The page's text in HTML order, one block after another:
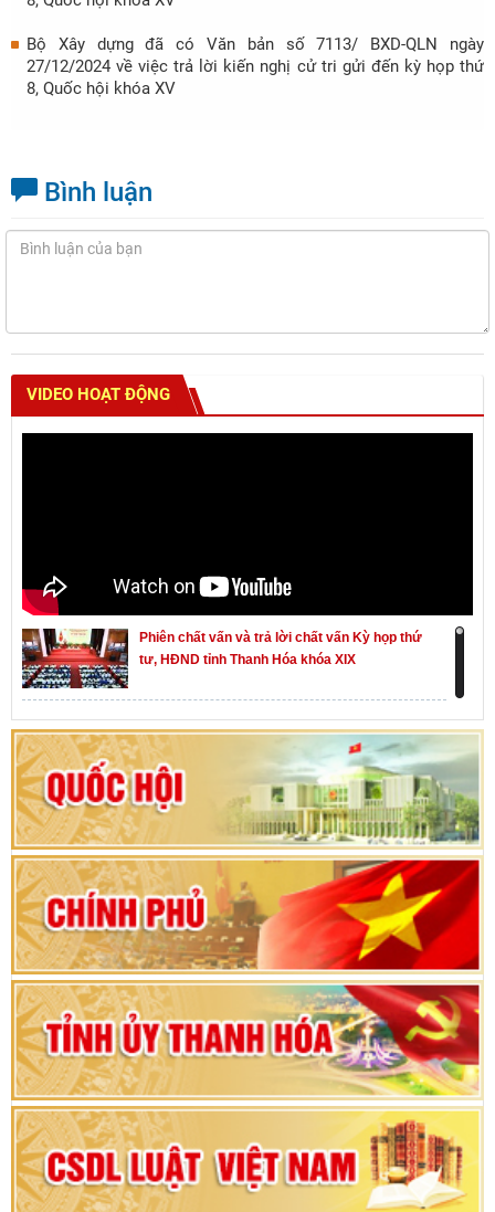
Bộ Xây dựng đã có Văn bản số 7113/ BXD-QLN ngày
27/12/2024 về việc trả lời kiến nghị cử tri gửi đến kỳ họp thứ
8, Quốc hội khóa XV
Bình luận
VIDEO HOẠT ĐỘNG
Phiên chất vấn và trả lời chất vấn Kỳ họp thứ
tư, HĐND tỉnh Thanh Hóa khóa XIX
Khai mạc kỳ họp thứ Nhất, Quốc hội khóa XVI
Hướng dẫn quy trình bỏ phiếu bầu cử ĐBQH
khoá XVI và đại biểu HĐND các cấp nhiệm kỳ
2026-2031
80 năm Quốc hội Việt Nam: vì lợi ích Nhân dân,
vì sự phát triển của đất nước
Bộ Chính trị duyệt nội dung Đại hội đại biểu
Đảng bộ tỉnh Thanh Hóa lần thứ XX, nhiệm kỳ
2025 - 2030
Đại hội đại biểu Đảng bộ xã Yên Thọ lần thứ I,
nhiệm kỳ 2025 – 2030
Đại hội Đảng bộ xã Yên Ninh lần thứ nhất,
nhiệm kỳ 2025 - 2030